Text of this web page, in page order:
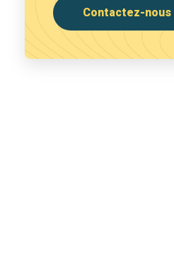
Contactez-nous